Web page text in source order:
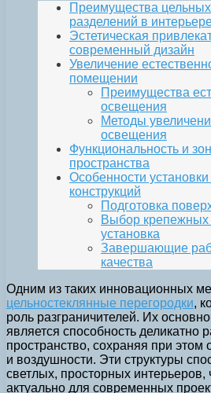
Преимущества
разделений в
Эстетическая
современный дизайн
Увеличение
помещении
Преимущества
освещения
Методы
освещения
Функциональность и
пространства
Особенности
конструкций
Подготовка
Выбор крепежных
установка
Завершающие
качества
Одним из таких инновационных
цельностеклянные перегородки,
роль разграничителей. Их
является способность деликатно
пространство, сохраняя при
и воздушности. Эти структуры
светлых, просторных интерьеров,
актуально для современных